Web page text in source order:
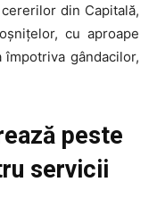
din Capitală,
cu aproape
gândacilor,
peste
servicii